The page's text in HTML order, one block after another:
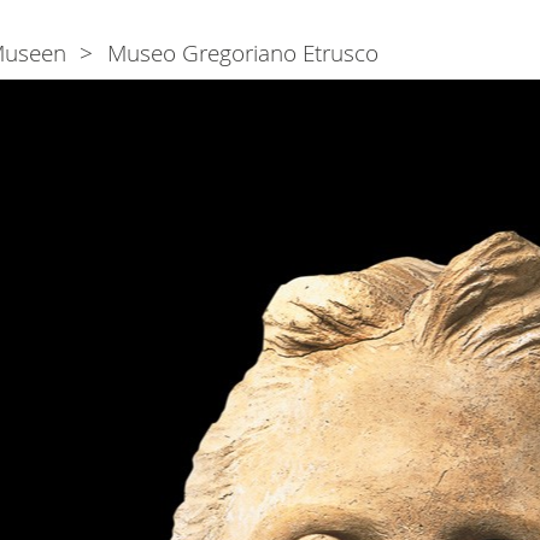
Museo Gregoriano Etrusco